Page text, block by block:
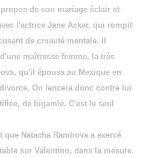
de son mariage éclair et
l'actrice Jane Acker, qui rompit
de cruauté mentale. Il
maîtresse femme, la très
qu'il épousa au Mexique en
On lancera donc contre lui
de bigamie. C'est le seul
Natacha Rambova a exercé
sur Valentino, dans la mesure